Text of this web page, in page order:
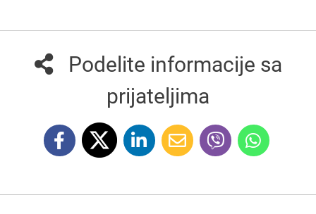
Podelite informacije sa
prijateljima